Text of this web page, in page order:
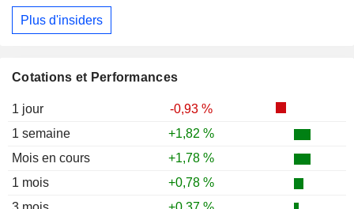
Cotations et Performances
1 jour
-0,93 %
1 semaine
+1,82 %
Mois en cours
+1,78 %
1 mois
+0,78 %
Plus d'insiders